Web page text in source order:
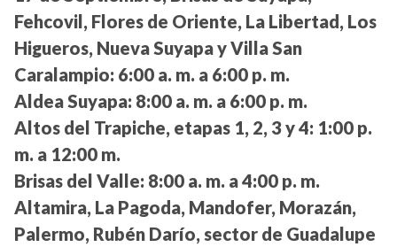
Fehcovil, Flores de Oriente, La Libertad, Los
Higueros, Nueva Suyapa y Villa San
Caralampio: 6:00 a. m. a 6:00 p. m.
Aldea Suyapa: 8:00 a. m. a 6:00 p. m.
Altos del Trapiche, etapas 1, 2, 3 y 4: 1:00 p.
m. a 12:00 m.
Brisas del Valle: 8:00 a. m. a 4:00 p. m.
Altamira, La Pagoda, Mandofer, Morazán,
Palermo, Rubén Darío, sector de Guadalupe